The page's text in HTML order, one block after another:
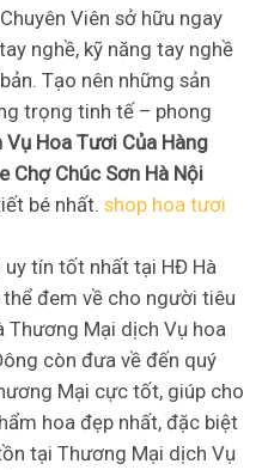
Viên sở hữu ngay
nghề, kỹ năng tay nghề
Tạo nên những sản
trọng tinh tế – phong
Vụ Hoa Tươi Của Hàng
Chợ Chúc Sơn Hà Nội
bé nhất. shop hoa tươi
tín tốt nhất tại HĐ Hà
đem về cho người tiêu
Thương Mại dịch Vụ hoa
còn đưa về đến quý
Mại cực tốt, giúp cho
hoa đẹp nhất, đặc biệt
tại Thương Mại dịch Vụ